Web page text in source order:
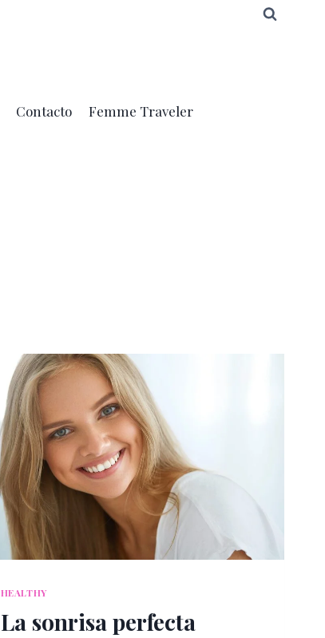
Contacto Femme Traveler
HEALTHY
La sonrisa perfecta